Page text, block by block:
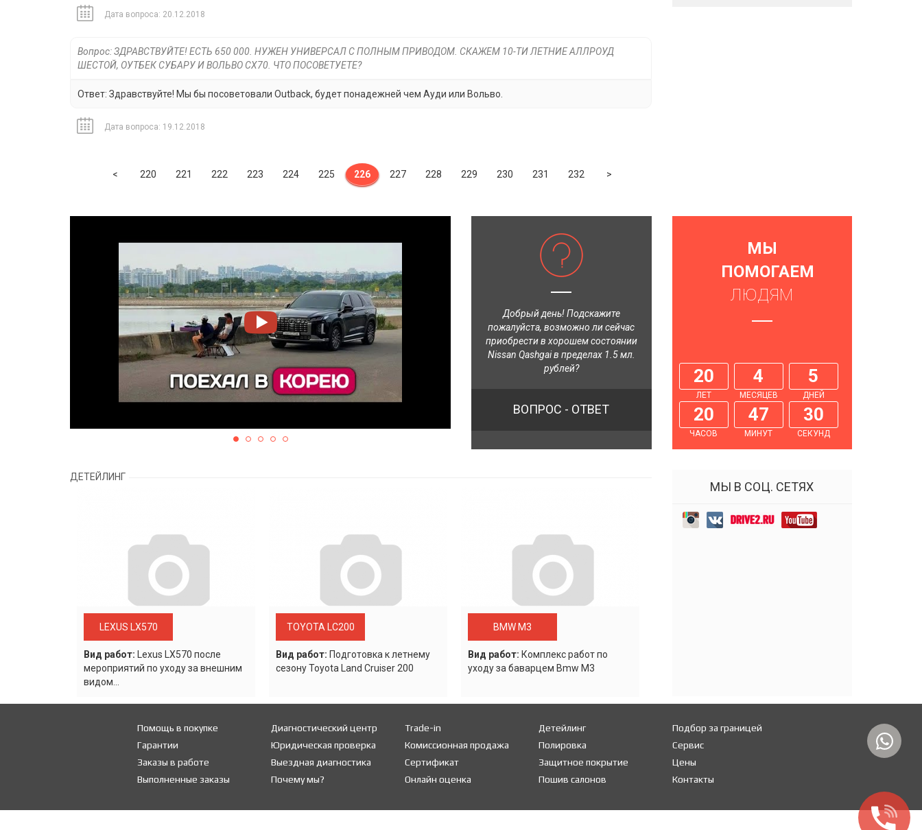
Дата вопроса: 20.12.2018
Вопрос: ЗДРАВСТВУЙТЕ! ЕСТЬ 650 000. НУЖЕН УНИВЕРСАЛ С ПОЛНЫМ ПРИВОДОМ. СКАЖЕМ 10-ТИ ЛЕТНИЕ АЛЛРОУД
ШЕСТОЙ, ОУТБЕК СУБАРУ И ВОЛЬВО СХ70. ЧТО ПОСОВЕТУЕТЕ?
Ответ: Здравствуйте! Мы бы посоветовали Outback, будет понадежней чем Ауди или Вольво.
Дата вопроса: 19.12.2018
< Previous
220 221 222 223 224 225 226 227 228 229 230 231 232 >
Добрый день! Подскажите
пожалуйста, возможно ли сейчас
приобрести в хорошем состоянии
Nissan Qashgai в пределах 1.5 мл.
рублей?
ВОПРОС - ОТВЕТ
МЫ
ПОМОГАЕМ
ЛЮДЯМ
20
ЛЕТ
4
МЕСЯЦЕВ
5
ДНЕЙ
20
ЧАСОВ
47
МИНУТ
31
СЕКУНД
ДЕТЕЙЛИНГ
LEXUS LX570
Вид работ: Lexus LХ570 после
мероприятий по уходу за внешним
видом...
TOYOTA LC200
Вид работ: Подготовка к летнему
сезону Toyota Land Cruiser 200
BMW M3
Вид работ: Комплекс работ по
уходу за баварцем Bmw M3
МЫ В СОЦ. СЕТЯХ
Помощь в покупке
Гарантии
Заказы в работе
Выполненные заказы
Диагностический центр
Юридическая проверка
Выездная диагностика
Почему мы?
Trade-in
Комиссионная продажа
Сертификат
Онлайн оценка
Детейлинг
Полировка
Защитное покрытие
Пошив салонов
Подбор за границей
Сервис
Цены
Контакты